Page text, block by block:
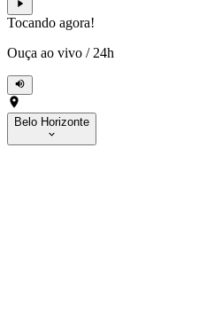
Tocando agora!
Ouça ao vivo / 24h
Belo Horizonte